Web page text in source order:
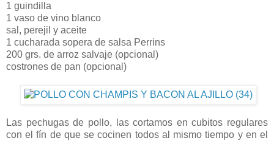
1 guindilla
1 vaso de vino blanco
sal, perejil y aceite
1 cucharada sopera de salsa Perrins
200 grs. de arroz salvaje (opcional)
costrones de pan (opcional)
Las pechugas de pollo, las cortamos en cubitos regulares
con el fín de que se cocinen todos al mismo tiempo y en el